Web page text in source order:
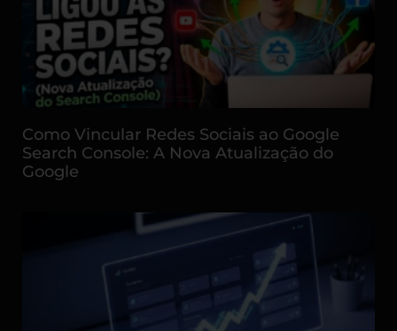
Como Vincular Redes Sociais ao Google
Search Console: A Nova Atualização do
Google